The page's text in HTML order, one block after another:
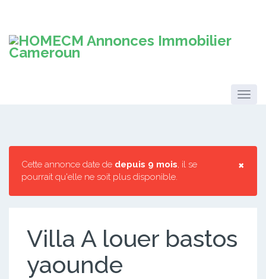
×
Cette annonce date de depuis 9 mois, il se
pourrait qu'elle ne soit plus disponible.
Villa A louer bastos
yaounde